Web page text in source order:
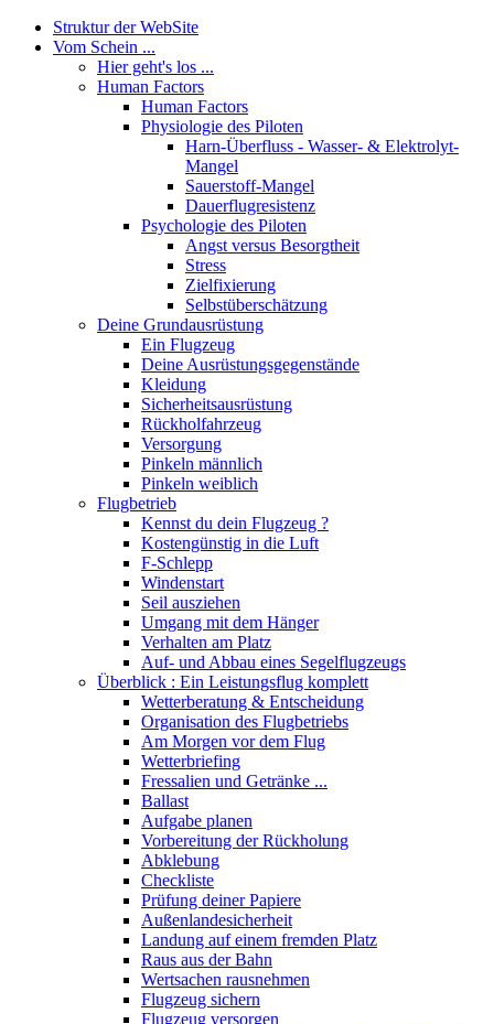
Struktur der WebSite
Vom Schein ...
Hier geht's los ...
Human Factors
Human Factors
Physiologie des Piloten
Harn-Überfluss - Wasser- & Elektrolyt-
Mangel
Sauerstoff-Mangel
Dauerflugresistenz
Psychologie des Piloten
Angst versus Besorgtheit
Stress
Zielfixierung
Selbstüberschätzung
Deine Grundausrüstung
Ein Flugzeug
Deine Ausrüstungsgegenstände
Kleidung
Sicherheitsausrüstung
Rückholfahrzeug
Versorgung
Pinkeln männlich
Pinkeln weiblich
Flugbetrieb
Kennst du dein Flugzeug ?
Kostengünstig in die Luft
F-Schlepp
Windenstart
Seil ausziehen
Umgang mit dem Hänger
Verhalten am Platz
Auf- und Abbau eines Segelflugzeugs
Überblick : Ein Leistungsflug komplett
Wetterberatung & Entscheidung
Organisation des Flugbetriebs
Am Morgen vor dem Flug
Wetterbriefing
Fressalien und Getränke ...
Ballast
Aufgabe planen
Vorbereitung der Rückholung
Abklebung
Checkliste
Prüfung deiner Papiere
Außenlandesicherheit
Landung auf einem fremden Platz
Raus aus der Bahn
Wertsachen rausnehmen
Flugzeug sichern
Flugzeug versorgen